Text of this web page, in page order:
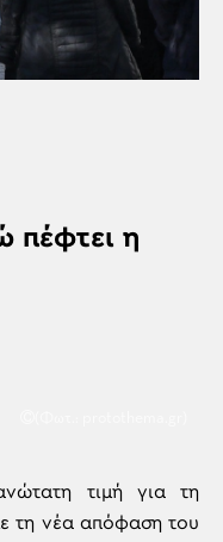
πέφτει η
τιμή για τη
τη νέα απόφαση του